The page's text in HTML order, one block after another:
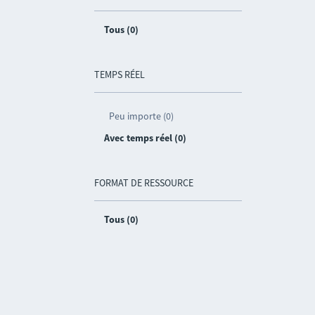
Tous (0)
TEMPS RÉEL
Peu importe (0)
Avec temps réel (0)
FORMAT DE RESSOURCE
Tous (0)